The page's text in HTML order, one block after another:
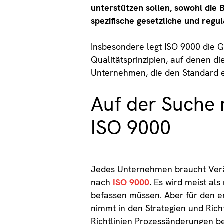
unterstützen sollen, sowohl die
spezifische gesetzliche und
Insbesondere legt ISO 9000 die
Qualitätsprinzipien, auf denen
Unternehmen, die den
Auf der Suche
ISO 9000
Jedes Unternehmen braucht
nach ISO 9000. Es wird meist
befassen müssen. Aber für den
nimmt in den Strategien und
Richtlinien Prozessänderungen